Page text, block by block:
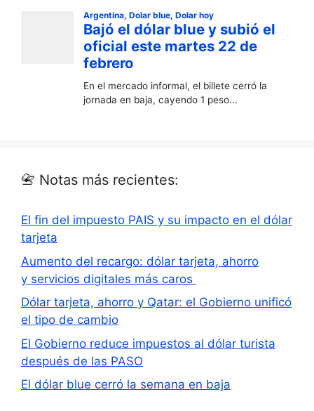
📇 Notas más recientes:
El fin del impuesto PAIS y su impacto en el dólar
tarjeta
Aumento del recargo: dólar tarjeta, ahorro
y servicios digitales más caros
Dólar tarjeta, ahorro y Qatar: el Gobierno unificó
el tipo de cambio
El Gobierno reduce impuestos al dólar turista
después de las PASO
El dólar blue cerró la semana en baja